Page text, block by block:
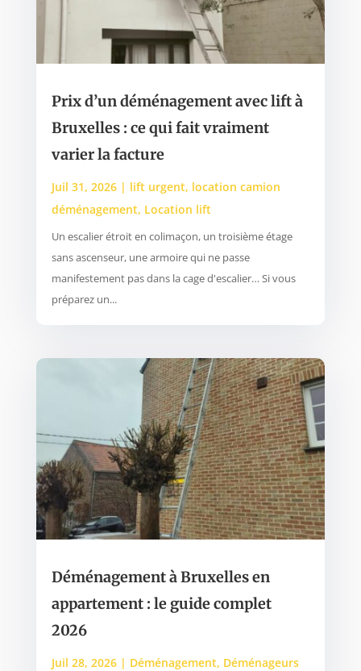
Prix d’un déménagement avec lift à
Bruxelles : ce qui fait vraiment
varier la facture
Juil 31, 2026| lift urgent, location camion
déménagement, Location lift
Un escalier étroit en colimaçon, un troisième étage
sans ascenseur, une armoire qui ne passe
manifestement pas dans la cage d'escalier… Si vous
préparez un...
Déménagement à Bruxelles en
appartement : le guide complet
2026
Juil 28, 2026| Déménagement, Déménageurs